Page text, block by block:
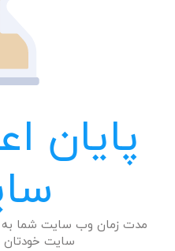
پایان
مدت زمان وب سایت شما به
سایت خودتان